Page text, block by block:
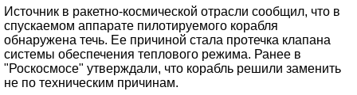
Источник в ракетно-космической отрасли сообщил, что в
спускаемом аппарате пилотируемого корабля
обнаружена течь. Ее причиной стала протечка клапана
системы обеспечения теплового режима. Ранее в
"Роскосмосе" утверждали, что корабль решили заменить
не по техническим причинам.